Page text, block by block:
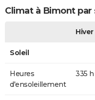
Climat à Bimont par
Hiver
Soleil
Heures
d'ensoleillement
335 h